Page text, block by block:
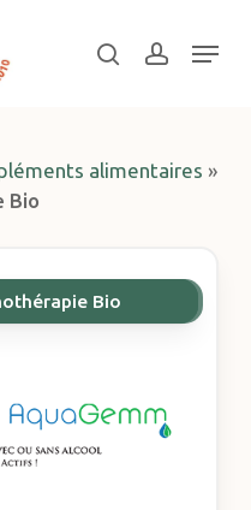
searchaccount
Menu
alimentaires »
Bio
Bio